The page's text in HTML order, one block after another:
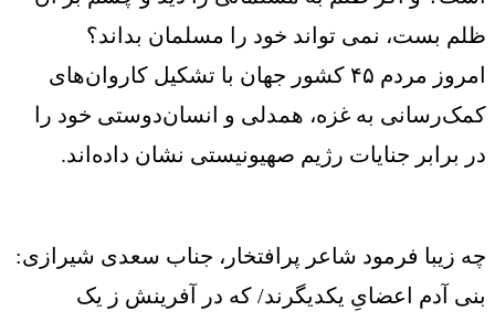
ظلم بست، نمی تواند خود را مسلمان بداند؟
امروز مردم ۴۵ کشور جهان با تشکیل کاروان‌های
کمک‌رسانی به غزه، همدلی و انسان‌دوستی خود را
در برابر جنایات رژیم صهیونیستی نشان داده‌اند.
چه زیبا فرمود شاعر پرافتخار، جناب سعدی شیرازی:
بنی آدم اعضایِ یکدیگرند/ که در آفرینش ز یک